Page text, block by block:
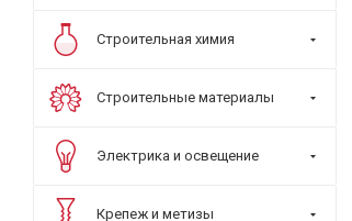
Строительная химия
Строительные материалы
Электрика и освещение
Крепеж и метизы